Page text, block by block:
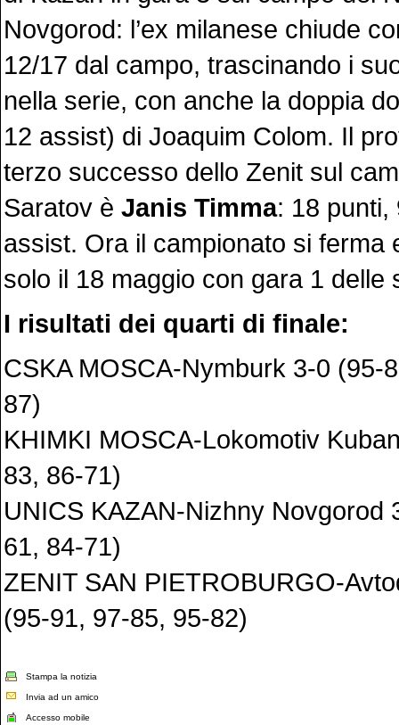
Novgorod: l’ex milanese chiude
12/17 dal campo, trascinando i
nella serie, con anche la doppia
12 assist) di Joaquim Colom. Il
terzo successo dello Zenit sul
Saratov è Janis Timma: 18 punti,
assist. Ora il campionato si ferma
solo il 18 maggio con gara 1 delle
I risultati dei quarti di finale:
CSKA MOSCA-Nymburk 3-0 (95-
87)
KHIMKI MOSCA-Lokomotiv
83, 86-71)
UNICS KAZAN-Nizhny Novgorod
61, 84-71)
ZENIT SAN PIETROBURGO-
(95-91, 97-85, 95-82)
Stampa la notizia
Invia ad un amico
Accesso mobile